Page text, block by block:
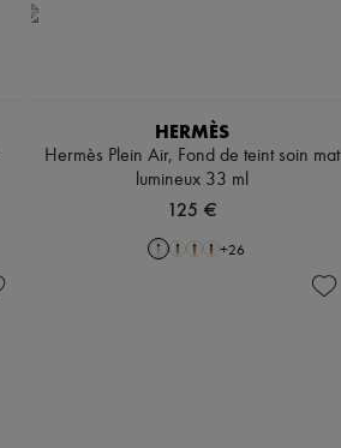
HERMÈS
Hermès Plein Air, Fond de teint soin mat
lumineux 33 ml
125 €
+26